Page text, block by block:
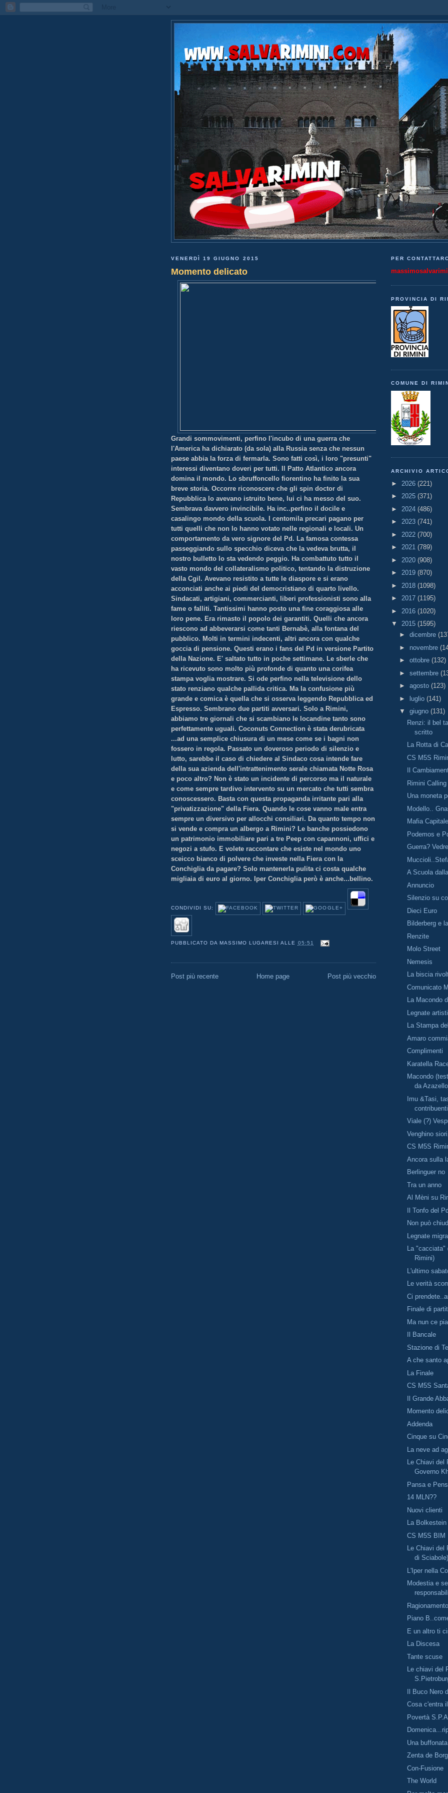
VENERDÌ 19 GIUGNO 2015
Momento delicato
Grandi sommovimenti, perfino l'incubo di una guerra che
l'America ha dichiarato (da sola) alla Russia senza che nessun
paese abbia la forza di fermarla. Sono fatti così, i loro "presunti"
interessi diventano doveri per tutti. Il Patto Atlantico ancora
domina il mondo. Lo sbruffoncello fiorentino ha finito la sua
breve storia. Occorre riconoscere che gli spin doctor di
Repubblica lo avevano istruito bene, lui ci ha messo del suo.
Sembrava davvero invincibile. Ha inc..perfino il docile e
casalingo mondo della scuola. I centomila precari pagano per
tutti quelli che non lo hanno votato nelle regionali e locali. Un
comportamento da vero signore del Pd. La famosa contessa
passeggiando sullo specchio diceva che la vedeva brutta, il
nostro bulletto lo sta vedendo peggio. Ha combattuto tutto il
vasto mondo del collateralismo politico, tentando la distruzione
della Cgil. Avevano resistito a tutte le diaspore e si erano
acconciati anche ai piedi del democristiano di quarto livello.
Sindacati, artigiani, commercianti, liberi professionisti sono alla
fame o falliti. Tantissimi hanno posto una fine coraggiosa alle
loro pene. Era rimasto il popolo dei garantiti. Quelli che ancora
riescono ad abbeverarsi come tanti Bernabè, alla fontana del
pubblico. Molti in termini indecenti, altri ancora con qualche
goccia di pensione. Questi erano i fans del Pd in versione Partito
della Nazione. E' saltato tutto in poche settimane. Le sberle che
ha ricevuto sono molto più profonde di quanto una corifea
stampa voglia mostrare. Si ode perfino nella televisione dello
stato renziano qualche pallida critica. Ma la confusione più
grande e comica è quella che si osserva leggendo Repubblica ed
Espresso. Sembrano due partiti avversari. Solo a Rimini,
abbiamo tre giornali che si scambiano le locandine tanto sono
perfettamente uguali. Coconuts Connection è stata derubricata
...ad una semplice chiusura di un mese come se i bagni non
fossero in regola. Passato un doveroso periodo di silenzio e
lutto, sarebbe il caso di chiedere al Sindaco cosa intende fare
della sua azienda dell'intrattenimento serale chiamata Notte Rosa
e poco altro? Non è stato un incidente di percorso ma il naturale
e come sempre tardivo intervento su un mercato che tutti sembra
conoscessero. Basta con questa propaganda irritante pari alla
"privatizzazione" della Fiera. Quando le cose vanno male entra
sempre un diversivo per allocchi consiliari. Da quanto tempo non
si vende e compra un albergo a Rimini? Le banche possiedono
un patrimonio immobiliare pari a tre Peep con capannoni, uffici e
negozi a stufo. E volete raccontare che esiste nel mondo uno
sceicco bianco di polvere che investe nella Fiera con la
Conchiglia da pagare? Solo mantenerla pulita ci costa qualche
migliaia di euro al giorno. Iper Conchiglia però è anche...bellino.
CONDIVIDI SU:
PUBBLICATO DA MASSIMO LUGARESI ALLE 05:51
Post più recente Post più vecchio
Home page
PER
PROVINCIA DI
COMUNE DI
ARCHIVIO
► 2026 (221)
► 2025 (371)
► 2024 (486)
► 2023 (741)
► 2022 (700)
► 2021 (789)
► 2020 (908)
► 2019 (870)
► 2018 (1098)
► 2017 (1195)
► 2016 (1020)
▼ 2015 (1595)
► dicembre
► novembre
► ottobre (132)
► settembre
► agosto (123)
►
luglio (141)
▼ giugno (131)
Renzi: il bel
scritto
La Rotta di
CS M5S
Il
Rimini Calling
Una moneta
Modello..
Mafia Capitale
Podemos e
Guerra?
A Scuola
Annuncio
Silenzio su
Dieci Euro
Bilderberg e
Renzite
Molo Street
Nemesis
La biscia
Comunicato
La Macondo
Legnate
La Stampa
Amaro
Complimenti
Karatella
Macondo
da
Imu &Tasi,
contribuenti
Viale (?)
Venghino
CS M5S
Ancora sulla
Berlinguer no
Tra un anno
Al Mèni su
Il Tonfo del
Non può
Legnate
La "cacciata"
Rimini)
L'ultimo
Le verità
Ci
Finale di
Ma nun ce
Il Bancale
Stazione di
A che santo
La Finale
CS M5S
Il Grande
Momento
Addenda
Cinque su
La neve ad
Le Chiavi del
Governo
Pansa e
14 MLN??
Nuovi clienti
La
CS M5S BIM
Le Chiavi del
di Sciabole)
L'Iper nella
Modestia e
Piano
E un altro ti
La Discesa
Tante scuse
Le chiavi del
Il Buco Nero
Cosa c'entra
Povertà S.P.A.
Una buffonata
Zenta de
Con-Fusione
The World